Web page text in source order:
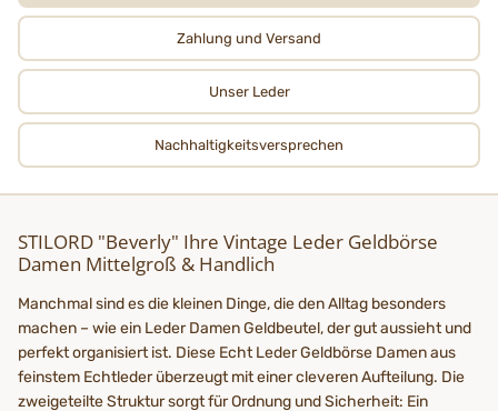
Zahlung und Versand
Unser Leder
Nachhaltigkeits­­­versprechen
STILORD "Beverly" Ihre Vintage Leder Geldbörse
Damen Mittelgroß & Handlich
Manchmal sind es die kleinen Dinge, die den Alltag besonders
machen – wie ein Leder Damen Geldbeutel, der gut aussieht und
perfekt organisiert ist. Diese Echt Leder Geldbörse Damen aus
feinstem Echtleder überzeugt mit einer cleveren Aufteilung. Die
zweigeteilte Struktur sorgt für Ordnung und Sicherheit: Ein